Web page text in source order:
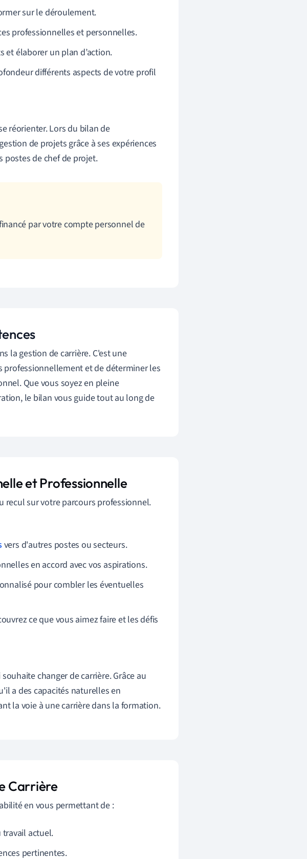
sur le déroulement.
professionnelles et personnelles.
et élaborer un plan d’action.
différents aspects de votre profil
réorienter. Lors du bilan de
de projets grâce à ses expériences
postes de chef de projet.
par votre compte personnel de
la gestion de carrière. C'est une
et de déterminer les
Que vous soyez en pleine
le bilan vous guide tout au long de
et Professionnelle
recul sur votre parcours professionnel.
vers d'autres postes ou secteurs.
en accord avec vos aspirations.
pour combler les éventuelles
ce que vous aimez faire et les défis
changer de carrière. Grâce au
a des capacités naturelles en
la voie à une carrière dans la formation.
Carrière
en vous permettant de :
actuel.
pertinentes.